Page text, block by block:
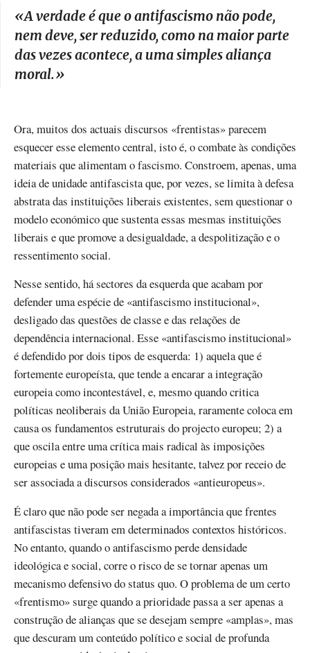
«A verdade é que o antifascismo não pode,
nem deve, ser reduzido, como na maior parte
das vezes acontece, a uma simples aliança
moral.»
Ora, muitos dos actuais discursos «frentistas» parecem
esquecer esse elemento central, isto é, o combate às condições
materiais que alimentam o fascismo. Constroem, apenas, uma
ideia de unidade antifascista que, por vezes, se limita à defesa
abstrata das instituições liberais existentes, sem questionar o
modelo económico que sustenta essas mesmas instituições
liberais e que promove a desigualdade, a despolitização e o
ressentimento social.
Nesse sentido, há sectores da esquerda que acabam por
defender uma espécie de «antifascismo institucional»,
desligado das questões de classe e das relações de
dependência internacional. Esse «antifascismo institucional»
é defendido por dois tipos de esquerda: 1) aquela que é
fortemente europeísta, que tende a encarar a integração
europeia como incontestável, e, mesmo quando critica
políticas neoliberais da União Europeia, raramente coloca em
causa os fundamentos estruturais do projecto europeu; 2) a
que oscila entre uma crítica mais radical às imposições
europeias e uma posição mais hesitante, talvez por receio de
ser associada a discursos considerados «antieuropeus».
É claro que não pode ser negada a importância que frentes
antifascistas tiveram em determinados contextos históricos.
No entanto, quando o antifascismo perde densidade
ideológica e social, corre o risco de se tornar apenas um
mecanismo defensivo do status quo. O problema de um certo
«frentismo» surge quando a prioridade passa a ser apenas a
construção de alianças que se desejam sempre «amplas», mas
que descuram um conteúdo político e social de profunda